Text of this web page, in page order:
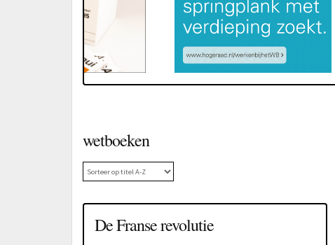
wetboeken
De Franse revolutie